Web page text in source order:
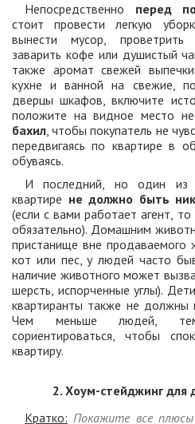
Непосредственно перед
стоит провести легкую
вынести мусор, проветрить
заварить кофе или душистый
также аромат свежей
кухне и ванной на свежие,
дверцы шкафов, включите
положите на видное место
бахил, чтобы покупатель не
передвигаясь по квартире в
обуваясь.
И последний, но один из
квартире не должно быть
(если с вами работает агент,
обязательно). Домашним
пристанище вне продаваемого
кот или пес, у людей часто
наличие животного может
шерсть, испорченные углы).
квартиранты также не должны
Чем меньше людей,
сориентироваться, чтобы
квартиру.
2. Хоум-стейджинг для
Кратко: Покажите все